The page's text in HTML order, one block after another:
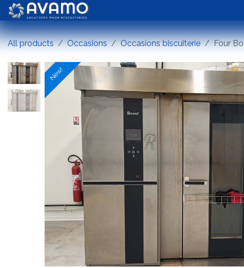
Skip to Content
All products Occasions Occasions biscuiterie Four
New!
New!